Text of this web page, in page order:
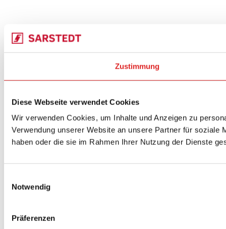
Zustimmung
Diese Webseite verwendet Cookies
Wir verwenden Cookies, um Inhalte und Anzeigen zu
Verwendung unserer Website an unsere Partner für soziale
haben oder die sie im Rahmen Ihrer Nutzung der Dienste
Notwendig
Präferenzen